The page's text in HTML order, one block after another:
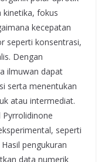
kinetika, fokus
kecepatan
seperti konsentrasi,
Dengan
ilmuwan dapat
serta menentukan
atau intermediat.
seperti
pengukuran
data numerik